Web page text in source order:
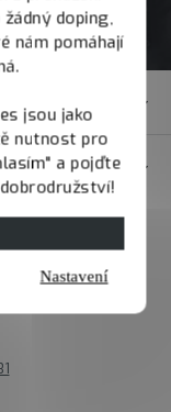
doping,
nám pomáhají
jsou jako
nutnost pro
a pojďte
Nastavení